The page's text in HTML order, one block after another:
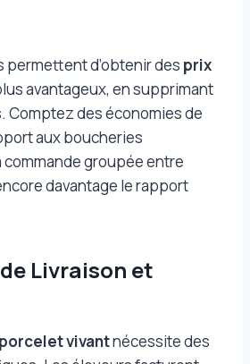
permettent d’obtenir des prix
avantageux, en supprimant
Comptez des économies de
aux boucheries
groupée entre
davantage le rapport
Livraison et
porcelet vivantnécessite des